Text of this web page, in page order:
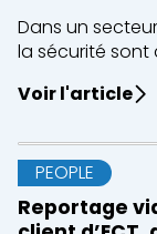
Dans un
la sécurité sont
Voir l'article
PEOPLE
Reportage